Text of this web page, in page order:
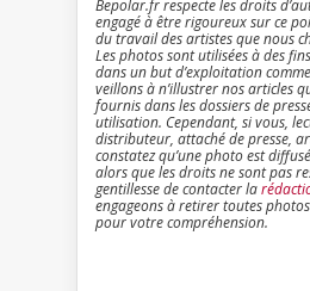
Bepolar.fr respecte les droits
engagé à être rigoureux sur ce
du travail des artistes que nous
Les photos sont utilisées à des
dans un but d’exploitation
veillons à n’illustrer nos articles
fournis dans les dossiers de
utilisation. Cependant, si vous,
distributeur, attaché de presse,
constatez qu’une photo est
alors que les droits ne sont pas
gentillesse de contacter la
engageons à retirer toutes
pour votre compréhension.